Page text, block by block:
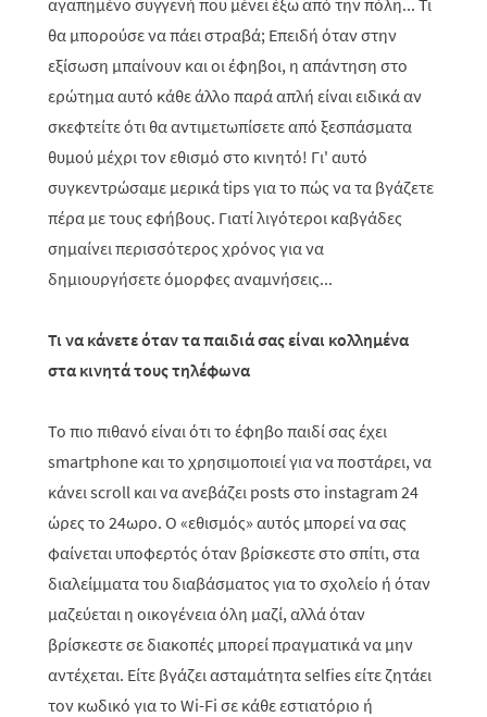
αγαπημένο συγγενή που μένει έξω από την πόλη... Τι
θα μπορούσε να πάει στραβά; Επειδή όταν στην
εξίσωση μπαίνουν και οι έφηβοι, η απάντηση στο
ερώτημα αυτό κάθε άλλο παρά απλή είναι ειδικά αν
σκεφτείτε ότι θα αντιμετωπίσετε από ξεσπάσματα
θυμού μέχρι τον εθισμό στο κινητό! Γι' αυτό
συγκεντρώσαμε μερικά tips για το πώς να τα βγάζετε
πέρα με τους εφήβους. Γιατί λιγότεροι καβγάδες
σημαίνει περισσότερος χρόνος για να
δημιουργήσετε όμορφες αναμνήσεις...
Τι να κάνετε όταν τα παιδιά σας είναι κολλημένα
στα κινητά τους τηλέφωνα
Το πιο πιθανό είναι ότι το έφηβο παιδί σας έχει
smartphone και το χρησιμοποιεί για να ποστάρει, να
κάνει scroll και να ανεβάζει posts στο instagram 24
ώρες το 24ωρο. Ο «εθισμός» αυτός μπορεί να σας
φαίνεται υποφερτός όταν βρίσκεστε στο σπίτι, στα
διαλείμματα του διαβάσματος για το σχολείο ή όταν
μαζεύεται η οικογένεια όλη μαζί, αλλά όταν
βρίσκεστε σε διακοπές μπορεί πραγματικά να μην
αντέχεται. Είτε βγάζει ασταμάτητα selfies είτε ζητάει
τον κωδικό για το Wi-Fi σε κάθε εστιατόριο ή